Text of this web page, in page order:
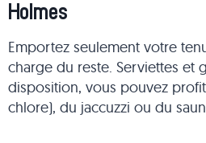
Holmes
Emportez seulement votre
charge du reste. Serviettes et
disposition, vous pouvez
chlore), du jaccuzzi ou du